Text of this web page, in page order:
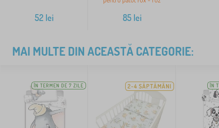
52lei 85lei
MAI MULTE DIN ACEASTĂ CATEGORIE:
ÎN TERMEN DE 7 ZILE 2-4 SĂPTĂMÂNI ÎN